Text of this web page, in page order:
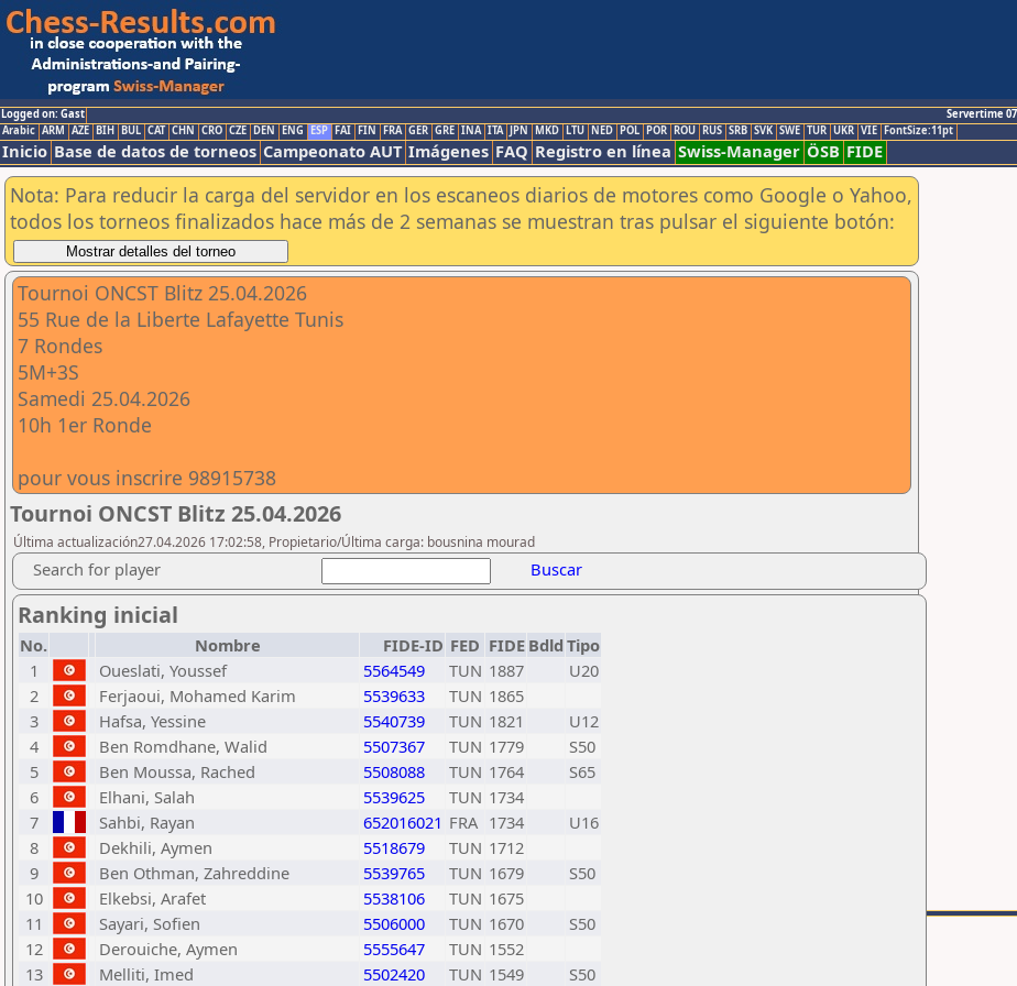
Logged on: Gast
Servertime
Arabic ARM AZE BIH BUL CAT CHN CRO CZE DEN ENG ESP FAI FIN FRA GER GRE INA ITA JPN MKD LTU NED POL POR ROU RUS SRB SVK SWE TUR UKR VIE FontSize:11pt
Inicio Base de datos de torneos Campeonato AUT Imágenes FAQ Registro en línea Swiss-Manager ÖSB FIDE
Nota: Para reducir la carga del servidor en los escaneos diarios de motores como Google o Yahoo,
todos los torneos finalizados hace más de 2 semanas se muestran tras pulsar el siguiente botón:
Tournoi ONCST Blitz 25.04.2026
55 Rue de la Liberte Lafayette Tunis
7 Rondes
5M+3S
Samedi 25.04.2026
10h 1er Ronde
pour vous inscrire 98915738
Tournoi ONCST Blitz 25.04.2026
Última actualización27.04.2026 17:02:58, Propietario/Última carga: bousnina mourad
Search for player Buscar
Ranking inicial
No. Nombre FIDE-ID FED FIDE Bdld Tipo
1
Oueslati, Youssef 5564549 TUN 1887
U20
2
Ferjaoui, Mohamed Karim 5539633 TUN 1865
3
Hafsa, Yessine 5540739 TUN 1821
U12
4
Ben Romdhane, Walid 5507367 TUN 1779
S50
5
Ben Moussa, Rached 5508088 TUN 1764
S65
6
Elhani, Salah 5539625 TUN 1734
7
Sahbi, Rayan 652016021 FRA 1734
U16
8
Dekhili, Aymen 5518679 TUN 1712
9
Ben Othman, Zahreddine 5539765 TUN 1679
S50
10
Elkebsi, Arafet 5538106 TUN 1675
11
Sayari, Sofien 5506000 TUN 1670
S50
12
Derouiche, Aymen 5555647 TUN 1552
13
Melliti, Imed 5502420 TUN 1549 S50